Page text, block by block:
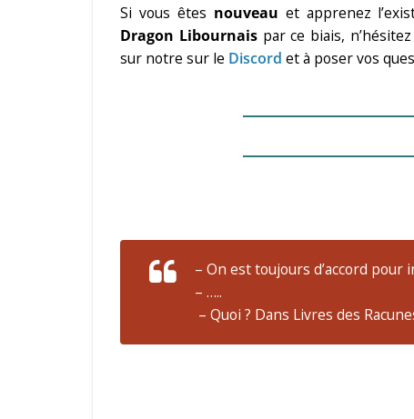
Si vous êtes nouveau et apprenez
Dragon Libournaispar ce biais,
sur notre sur le Discord et à poser vos
– On est toujours d’accord
– …..
– Quoi ? Dans Livres des